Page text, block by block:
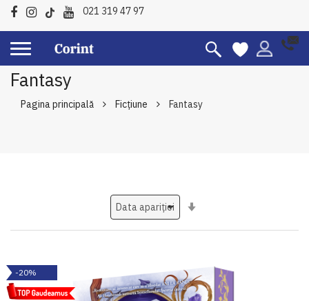
021 319 47 97
Fantasy
Pagina principală Ficțiune Fantasy
-20%